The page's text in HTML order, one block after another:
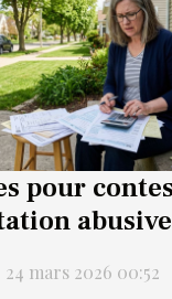
pour
24 mars 2026 00:52